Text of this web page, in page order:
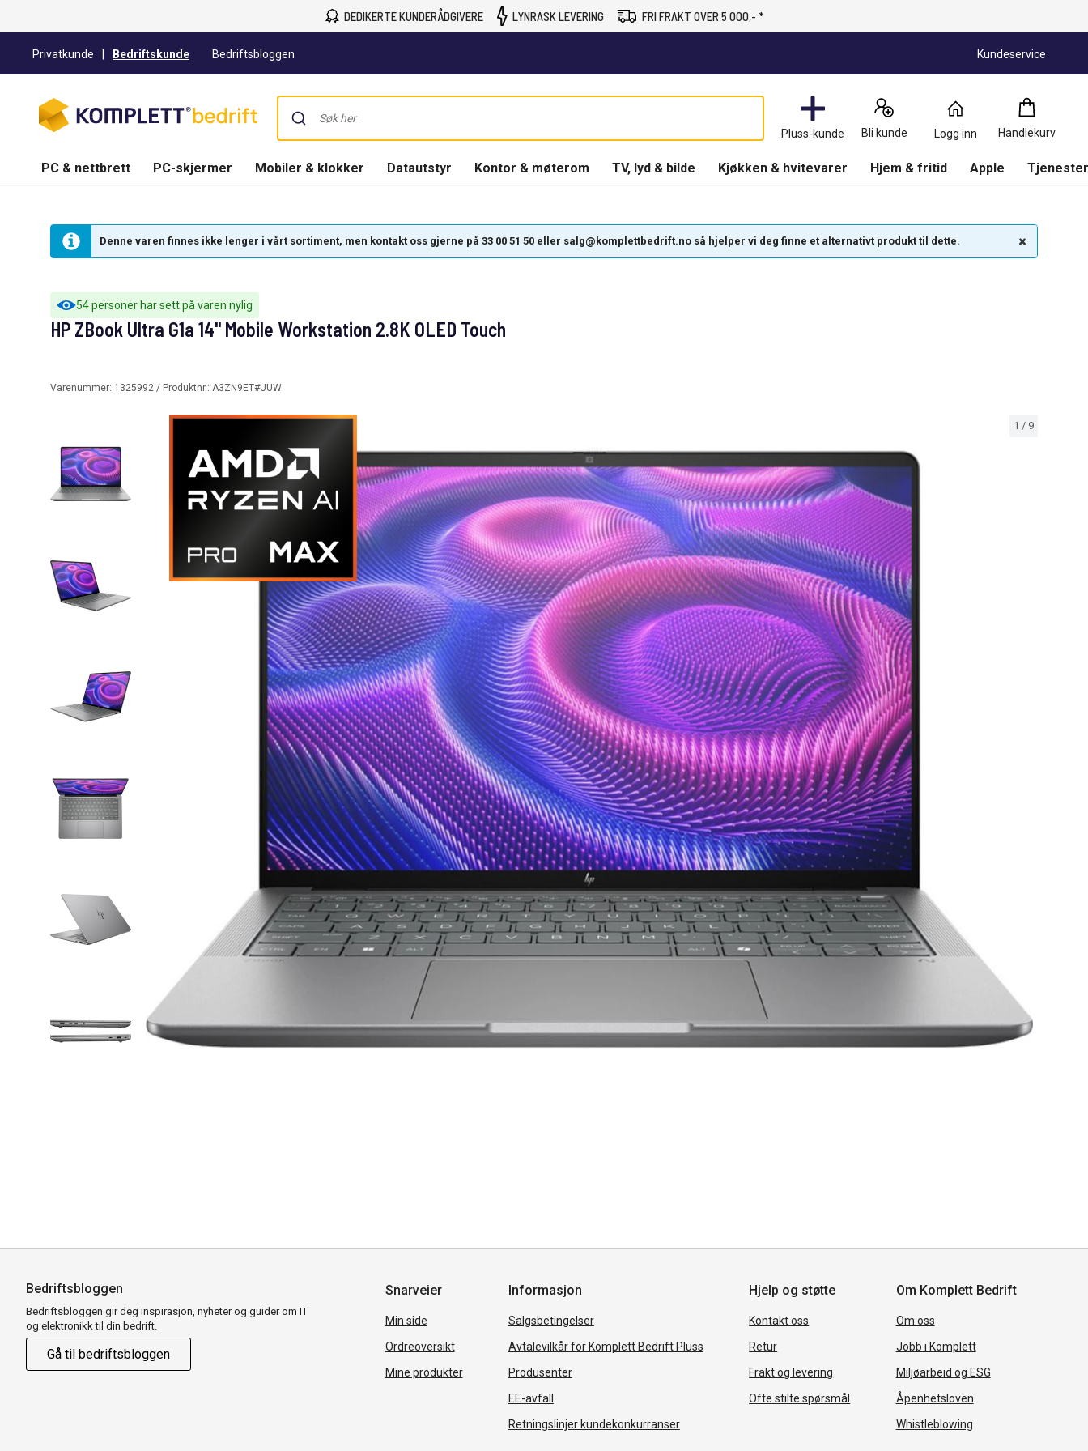
DEDIKERTE KUNDERÅDGIVERE LYNRASK LEVERING FRI FRAKT OVER 5 000,- *
Privatkunde Bedriftskunde Bedriftsbloggen Kundeservice
Pluss-kunde Bli kunde Logg inn Handlekurv
Handlekurv
0
Produkter
PC & nettbrett PC-skjermer Mobiler & klokker Datautstyr Kontor & møterom TV, lyd & bilde Kjøkken & hvitevarer Hjem & fritid Apple
Denne varen finnes ikke lenger i vårt sortiment, men kontakt oss gjerne på 33 00 51 50 eller salg@komplettbedrift.no så hjelper vi deg finne et alternativt produkt til dette.
54 personer har sett på varen nylig
1 / 9
HP ZBook Ultra G1a 14" Mobile Workstation 2.8K OLED Touch
Varenummer: 1325992 / Produktnr.: A3ZN9ET#UUW
Bedriftsbloggen
Bedriftsbloggen gir deg inspirasjon, nyheter og guider om IT
og elektronikk til din bedrift.
Gå til bedriftsbloggen
Snarveier
Min side
Ordreoversikt
Mine produkter
Informasjon
Salgsbetingelser
Avtalevilkår for Komplett Bedrift Pluss
Produsenter
EE-avfall
Retningslinjer kundekonkurranser
Hjelp og støtte
Kontakt oss
Retur
Frakt og levering
Ofte stilte spørsmål
Om Komplett Bedrift
Om oss
Jobb i Komplett
Miljøarbeid og ESG
Åpenhetsloven
Whistleblowing